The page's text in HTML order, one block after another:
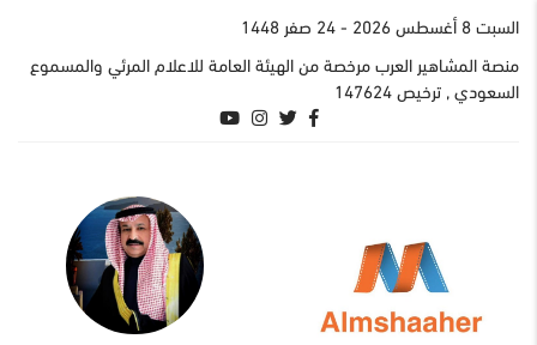
السبت 8 أغسطس 2026
- 24 صفر 1448
منصة المشاهير العرب مرخصة من الهيئة العامة للاعلام المرئي والمسموع
السعودي , ترخيص 147624